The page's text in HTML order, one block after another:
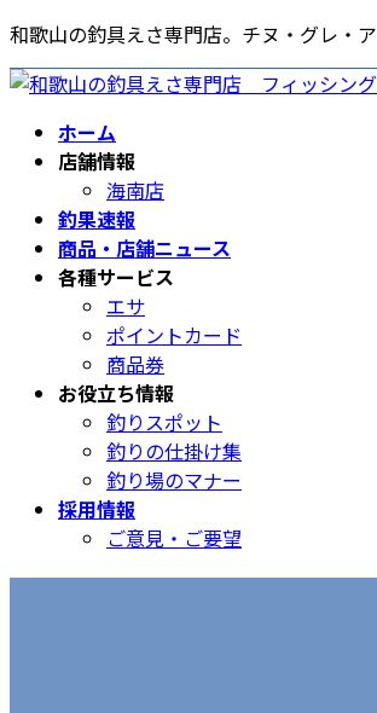
コ
ン
テ
ナ
ビ
ゲ
和歌山の釣具えさ専門店。チヌ・グレ・
ホーム
店舗情報
海南店
釣果速報
商品・店舗ニュース
各種サービス
エサ
ポイントカード
商品券
お役立ち情報
釣りスポット
釣りの仕掛け集
釣り場のマナー
採用情報
ご意見・ご要望